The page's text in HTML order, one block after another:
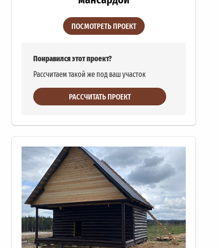
ПОСМОТРЕТЬ ПРОЕКТ
Понравился этот проект?
Рассчитаем такой же под ваш участок
РАССЧИТАТЬ ПРОЕКТ